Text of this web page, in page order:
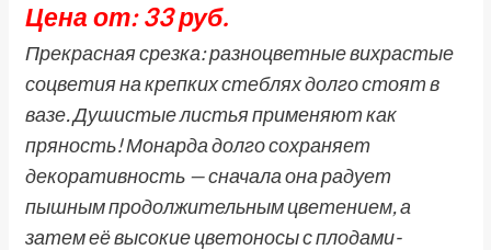
Цена от: 33 руб.
Прекрасная срезка: разноцветные вихрастые
соцветия на крепких стеблях долго стоят в
вазе. Душистые листья применяют как
пряность! Монарда долго сохраняет
декоративность — сначала она радует
пышным продолжительным цветением, а
затем её высокие цветоносы с плодами-